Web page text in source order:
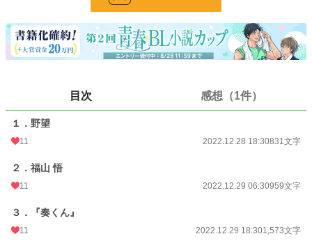
特別な境遇、特別な家柄、特別な人間関係が絡むことのない普通の友情を育ん
だ末に、二人は障害だらけの恋に目覚めてゆくのだが……。
俺達は、遅すぎた春に身を焦がし
テーマ「禁断の関係」出品作です。
※ 同コンテストにて優秀賞を頂きました。
小説
目次 感想（1件）
１．野望
11 2022.12.28 18:30831文字
２．福山 悟
11 2022.12.29 06:30959文字
３．『奏くん』
11 2022.12.29 18:301,573文字